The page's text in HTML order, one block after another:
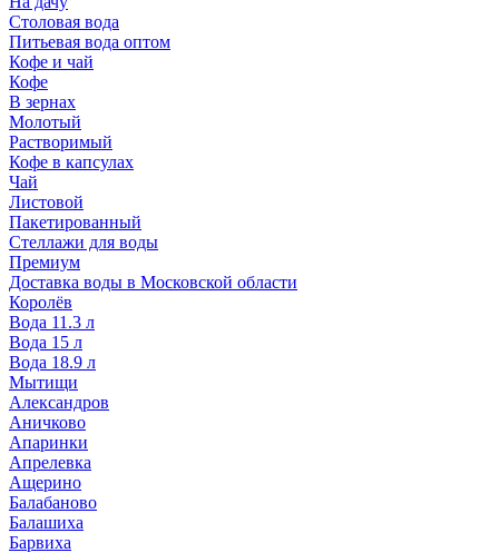
Столовая вода
Питьевая вода оптом
Кофе и чай
Кофе
В зернах
Молотый
Растворимый
Кофе в капсулах
Чай
Листовой
Пакетированный
Стеллажи для воды
Премиум
Доставка воды в Московской области
Королёв
Вода 11.3 л
Вода 15 л
Вода 18.9 л
Мытищи
Александров
Аничково
Апаринки
Апрелевка
Ащерино
Балабаново
Балашиха
Барвиха